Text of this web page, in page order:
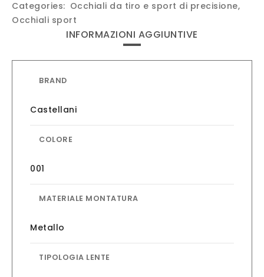
Categories: Occhiali da tiro e sport di precisione,
Occhiali sport
INFORMAZIONI AGGIUNTIVE
BRAND
Castellani
COLORE
001
MATERIALE MONTATURA
Metallo
TIPOLOGIA LENTE